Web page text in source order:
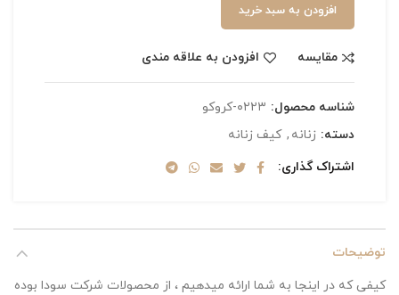
افزودن به سبد خرید
مقایسه افزودن به علاقه مندی
شناسه محصول: ۰۲۲۳-کروکو
دسته: زنانه , کیف زنانه
اشتراک گذاری
توضیحات
کیفی که در اینجا به شما ارائه میدهیم ، از محصولات شرکت سودا بوده